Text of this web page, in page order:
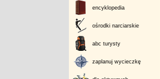
encyklopedia
ośrodki narciarskie
abc turysty
zaplanuj wycieczkę